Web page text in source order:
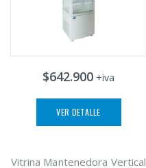
$642.900 +iva
VER DETALLE
Vitrina Mantenedora Vertical